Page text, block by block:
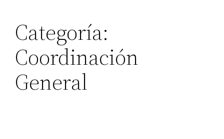
Categoría:
Coordinación
General